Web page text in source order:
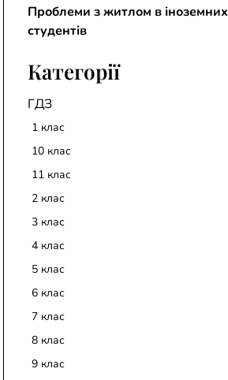
Проблеми з житлом в іноземних
студентів
Категорії
ГДЗ
1 клас
10 клас
11 клас
2 клас
3 клас
4 клас
5 клас
6 клас
7 клас
8 клас
9 клас